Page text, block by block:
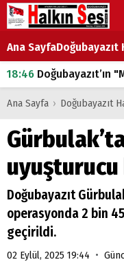
Ana SayfaDoğubayazıt
18:46 Doğubayazıt’ın
07:53Doğubayazıt’ta
07:16 Doğubayazıt'ta
07:00
DEVLET ve
18:29ÇARŞI CADDESİ
Ana Sayfa › Doğubayazıt
Doğubayazıt
operasyonda 2 bin
geçirildi.
02 Eylül, 2025 19:44 •